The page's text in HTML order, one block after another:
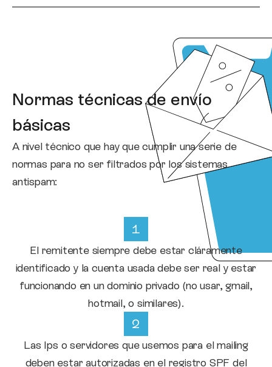
Normas técnicas de envío
básicas
A nivel técnico que hay que cumplir una serie de
normas para no ser filtrados por los sistemas
antispam:
El remitente siempre debe estar cláramente
identificado y la cuenta usada debe ser real y estar
funcionando en un dominio privado (no usar, gmail,
hotmail, o similares).
Las Ips o servidores que usemos para el mailing
deben estar autorizadas en el registro SPF del